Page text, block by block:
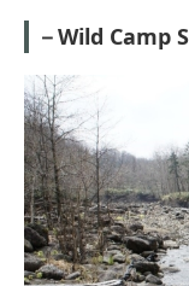
－Wild Camp